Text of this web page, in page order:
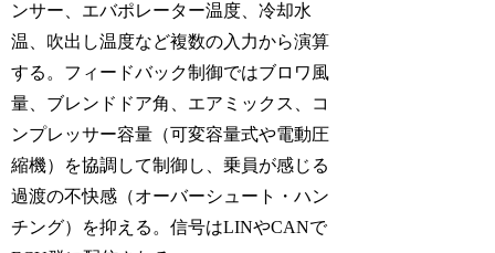
ンサー、エバポレーター温度、冷却水
温、吹出し温度など複数の入力から演算
する。フィードバック制御ではブロワ風
量、ブレンドドア角、エアミックス、コ
ンプレッサー容量（可変容量式や電動圧
縮機）を協調して制御し、乗員が感じる
過渡の不快感（オーバーシュート・ハン
チング）を抑える。信号はLINやCANで